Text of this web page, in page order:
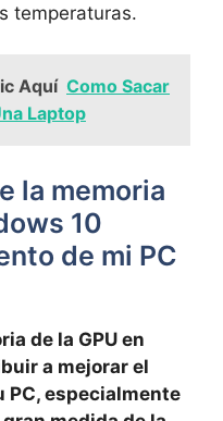
temperaturas.
Aquí Como Sacar
Laptop
la memoria
10
⁢de mi PC
​de ⁤la GPU en
‌a ⁢mejorar el
PC,‌ especialmente